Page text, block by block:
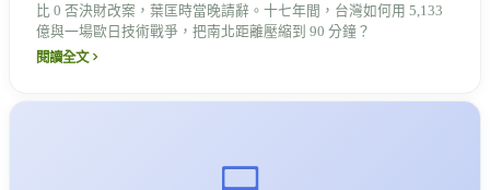
比 0 否決財改案，葉匡時當晚請辭。十七年間，台灣如何用 5,133
億與一場歐日技術戰爭，把南北距離壓縮到 90 分鐘？
閱讀全文